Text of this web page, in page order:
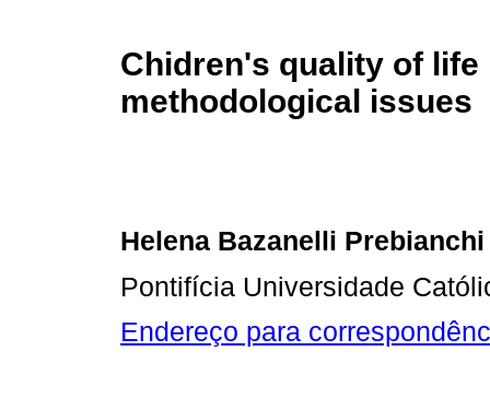
Chidren's quality of
methodological issues
Helena Bazanelli Prebianchi
Pontifícia Universidade
Endereço para